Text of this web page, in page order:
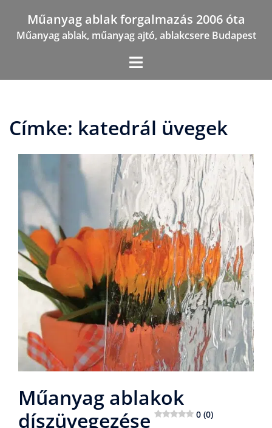
content
Műanyag ablak forgalmazás 2006 óta
Műanyag ablak, műanyag ajtó, ablakcsere Budapest
Címke: katedrál üvegek
Műanyag ablakok
díszüvegezése
0 (0)